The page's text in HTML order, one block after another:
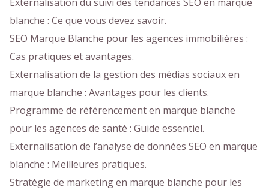
blanche : Ce que vous devez savoir.
SEO Marque Blanche pour les agences immobilières :
Cas pratiques et avantages.
Externalisation de la gestion des médias sociaux en
marque blanche : Avantages pour les clients.
Programme de référencement en marque blanche
pour les agences de santé : Guide essentiel.
Externalisation de l’analyse de données SEO en marque
blanche : Meilleures pratiques.
Stratégie de marketing en marque blanche pour les